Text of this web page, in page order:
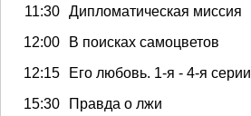
11:30 Дипломатическая миссия
12:00
В поисках самоцветов
12:15
Его любовь. 1-я - 4-я серии
15:30
Правда о лжи